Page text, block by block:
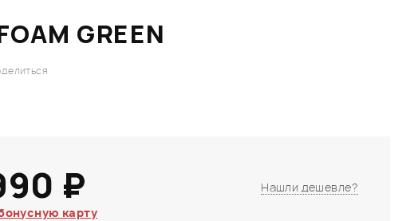
GREEN
₽
карту
Нашли дешевле?